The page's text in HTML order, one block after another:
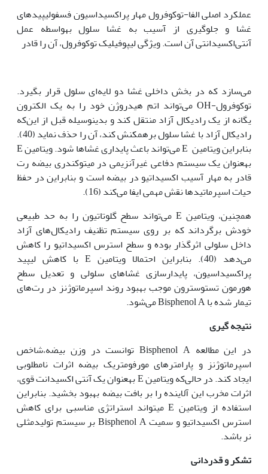
عملکرد اصلی الفا-توکوفرول مهار پراکسیداسیون فسفولیپیدهای
غشا و جلوگیری از آسیب به غشا سلول به‏واسطه عمل
آنتی‌اکسیدانتی آن است. ویژگی لیپوفیلیک توکوفرول، آن را قادر
می‌سازد که در بخش داخلی غشا دو لایه‌ای سلول قرار بگیرد.
توکوفرول-OH می‌تواند اتم هیدروژن خود را به یک الکترون
یگانه از یک رادیکال آزاد منتقل کند و بدین‏وسیله قبل از این‌که
رادیکال آزاد با غشا سلول برهم‏کنش کند، آن را حذف نماید (40).
بنابراین ویتامین E می‌تواند باعث پایداری غشاها شود. ویتامین E
به‏عنوان یک سیستم دفاعی غیرآنزیمی در میتوکندری بیضه رت
قادر به مهار آسیب اکسیداتیو در بیضه است و بنابراین در حفظ
حیات اسپرماتیدها نقش مهمی ایفا می‌کند (16).
همچنین، ویتامین E می‌تواند سطح گلوتاتیون را به حد طبیعی
خودش برگرداند که بر روی سیستم تظنیف رادیکال‌های آزاد
داخل سلولی اثرگذار بوده و سطح استرس اکسیداتیو را کاهش
می‌دهد (40). بنابراین احتمالا ویتامین E با کاهش لیپید
پراکسیداسیون، پایدارسازی غشاهای سلولی و تعدیل سطح
هورمون تستوسترون موجب بهبود روند اسپرماتوژنز در رت‌های
تیمار شده با Bisphenol A می‌شود.
نتیجه گیری
در این مطالعه Bisphenol A توانست در وزن بیضه،شاخص
اسپرماتوژنز و پارامترهای مورفومتریک بیضه اثرات نامطلوبی
ایجاد کند. در حالی‌که ویتامین E به‏عنوان یک آنتی اکسیدانت قوی،
اثرات مخرب این آلاینده را بر بافت بیضه بهبود بخشید. بنابراین
استفاده از ویتامین E می­تواند استراتژی مناسبی برای کاهش
استرس اکسیداتیو و سمیت Bisphenol A بر سیستم تولید‌مثلی
نر باشد.
تشکر و قدردانی